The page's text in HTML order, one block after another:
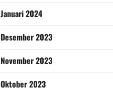
Januari 2024
Desember 2023
November 2023
Oktober 2023